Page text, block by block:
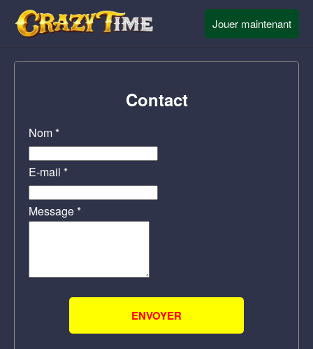
Jouer maintenant
Contact
Nom *
E-mail *
Message *
ENVOYER